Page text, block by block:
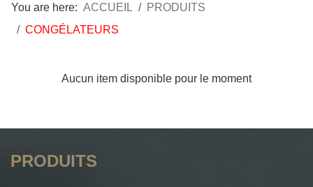
PRODUITS
You are here: ACCUEIL
PRODUITS
CONGÉLATEURS
Aucun item disponible pour le moment